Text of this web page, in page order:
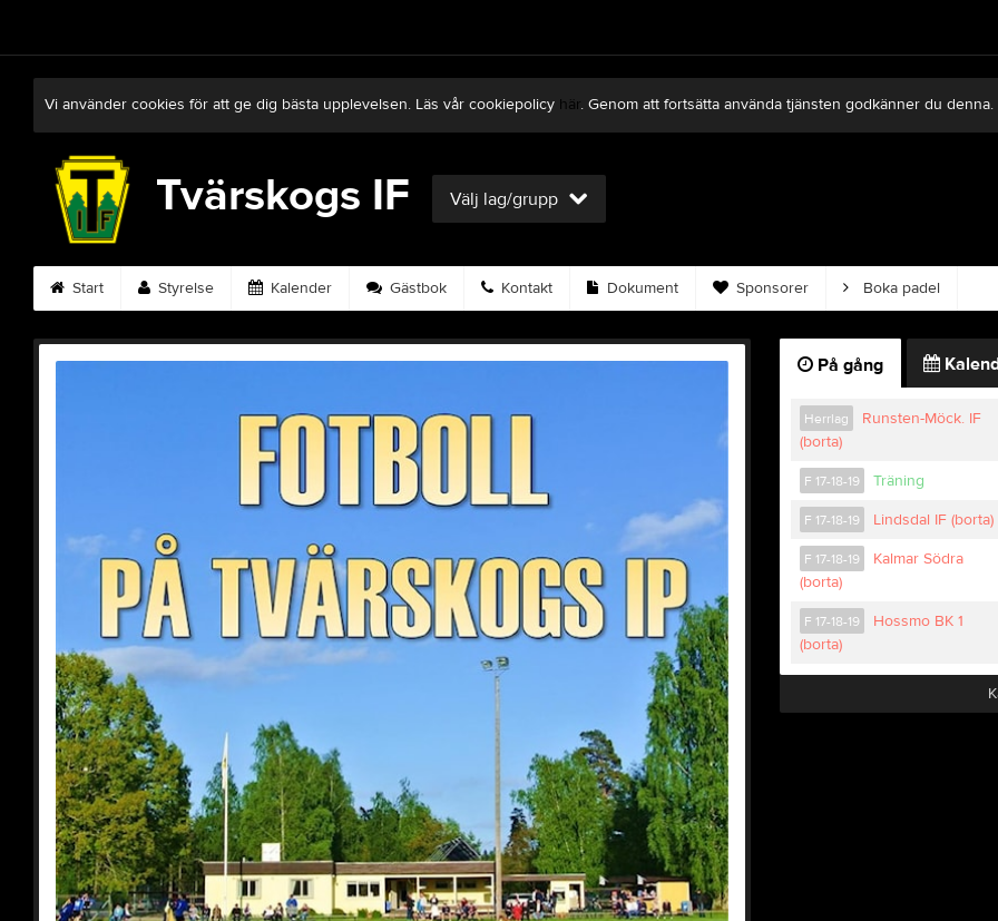
Vi använder cookies för att ge dig bästa upplevelsen. Läs vår cookiepolicy här. Genom att fortsätta använda tjänsten godkänner du denna.
Tvärskogs IF Välj lag/grupp
Start Styrelse Kalender Gästbok Kontakt Dokument Sponsorer Boka padel
På gång
Herrlag
Runsten-Möck. IF
(borta)
F 17-18-19 Träning
F 17-18-19 Lindsdal IF (borta)
F 17-18-19
Kalmar Södra
(borta)
F 17-18-19
Hossmo BK 1
(borta)